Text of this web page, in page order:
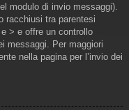
modulo di invio messaggi).
racchiusi tra parentesi
> e offre un controllo
messaggi. Per maggiori
nella pagina per l’invio dei